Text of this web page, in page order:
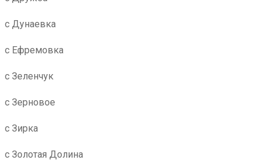
с Дунаевка
с Ефремовка
с Зеленчук
с Зерновое
с Зирка
с Золотая Долина